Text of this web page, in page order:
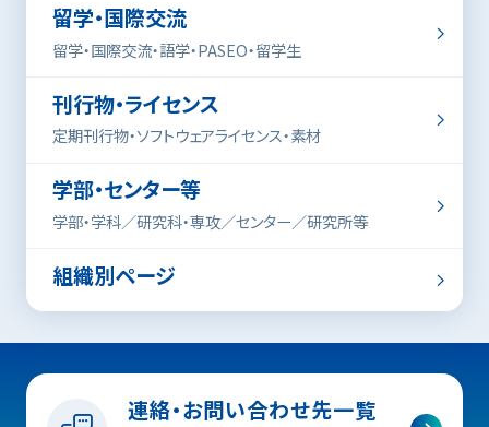
留学・国際交流
留学・国際交流・語学・PASEO・留学生
刊行物・ライセンス
定期刊行物・ソフトウェアライセンス・素材
学部・センター等
学部・学科／研究科・専攻／センター／研究所等
組織別ページ
連絡・お問い合わせ先一覧
スマホのホーム画面に「学生ポータル」のアイコ
ンを追加しておくと、タップするだけで簡単にサイ
トが表示できるので便利です。